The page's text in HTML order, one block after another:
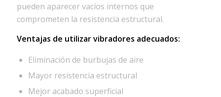
pueden aparecer vacíos internos que
comprometen la resistencia estructural.
Ventajas de utilizar vibradores adecuados:
Eliminación de burbujas de aire
Mayor resistencia estructural
Mejor acabado superficial